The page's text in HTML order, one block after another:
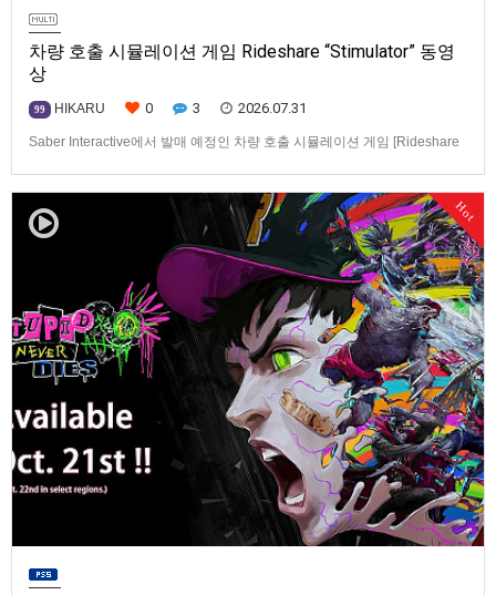
차량 호출 시뮬레이션 게임 Rideshare “Stimulator” 동영
상
99 HIKARU 0 3 2026.07.31
Saber Interactive에서 발매 예정인 차량 호출 시뮬레이션 게임 [Rideshare
을 운영하는 드라이버가 되어라'Rideshare "Stimulat…
Hot